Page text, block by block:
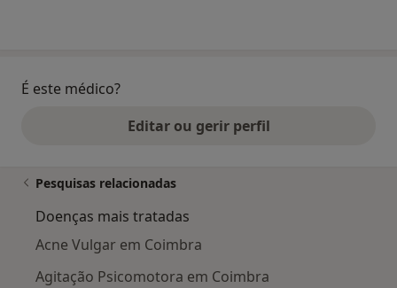
É este médico?
Editar ou gerir perfil
Pesquisas relacionadas
Doenças mais tratadas
Acne Vulgar em Coimbra
Agitação Psicomotora em Coimbra